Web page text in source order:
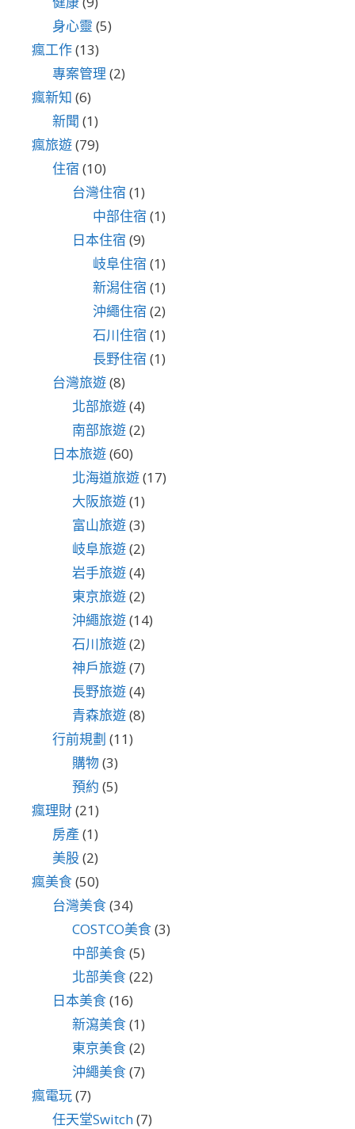
身心靈 (5)
瘋工作(13)
專案管理 (2)
瘋新知 (6)
新聞 (1)
瘋旅遊(79)
住宿 (10)
台灣住宿 (1)
中部住宿 (1)
日本住宿 (9)
岐阜住宿 (1)
新潟住宿 (1)
沖繩住宿 (2)
石川住宿 (1)
長野住宿 (1)
台灣旅遊(8)
北部旅遊(4)
南部旅遊(2)
日本旅遊(60)
北海道旅遊(17)
大阪旅遊(1)
富山旅遊(3)
岐阜旅遊(2)
岩手旅遊(4)
東京旅遊(2)
沖繩旅遊(14)
石川旅遊(2)
神戶旅遊(7)
長野旅遊(4)
青森旅遊(8)
行前規劃 (11)
購物(3)
預約 (5)
瘋理財(21)
房產 (1)
美股(2)
瘋美食(50)
台灣美食(34)
COSTCO美食(3)
中部美食(5)
北部美食(22)
日本美食(16)
新瀉美食(1)
東京美食(2)
沖繩美食(7)
瘋電玩(7)
任天堂Switch(7)